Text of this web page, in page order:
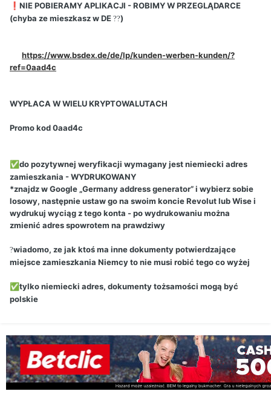
❗ ️NIE POBIERAMY APLIKACJI - ROBIMY W PRZEGLĄDARCE
(chyba ze mieszkasz w DE ??)
https://www.bsdex.de/de/lp/kunden-werben-kunden/?
ref=0aad4c
WYPŁACA W WIELU KRYPTOWALUTACH
Promo kod 0aad4c
✅do pozytywnej weryfikacji wymagany jest niemiecki adres
zamieszkania - WYDRUKOWANY
*znajdz w Google „Germany address generator” i wybierz sobie
losowy, następnie ustaw go na swoim koncie Revolut lub Wise i
wydrukuj wyciąg z tego konta - po wydrukowaniu można
zmienić adres spowrotem na prawdziwy
?wiadomo, ze jak ktoś ma inne dokumenty potwierdzające
miejsce zamieszkania Niemcy to nie musi robić tego co wyżej
✅tylko niemiecki adres, dokumenty tożsamości mogą być
polskie